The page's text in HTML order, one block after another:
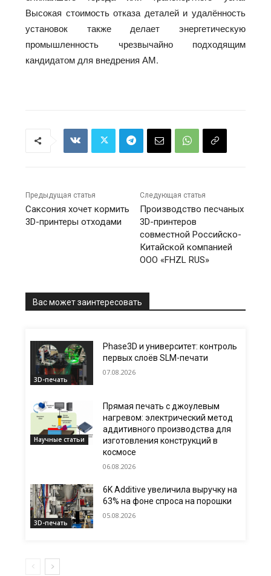
Высокая стоимость отказа деталей и удалённость
установок также делает энергетическую
промышленность чрезвычайно подходящим
кандидатом для внедрения АМ.
Предыдущая статья
Саксония хочет кормить
3D-принтеры отходами
Следующая статья
Производство песчаных
3D-принтеров
совместной Российско-
Китайской компанией
ООО «FHZL RUS»
Вас может заинтересовать
3D-печать
Phase3D и университет: контроль
первых слоёв SLM-печати
07.08.2026
Научные статьи
Прямая печать с джоулевым
нагревом: электрический метод
аддитивного производства для
изготовления конструкций в
космосе
06.08.2026
3D-печать
6K Additive увеличила выручку на
63% на фоне спроса на порошки
05.08.2026